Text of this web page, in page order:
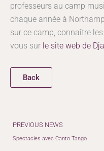
professeurs au camp
chaque année à
sur ce camp, connaître
vous sur le site web de
Back
Précédent
PREVIOUS NEWS
Spectacles avec Canto Tango